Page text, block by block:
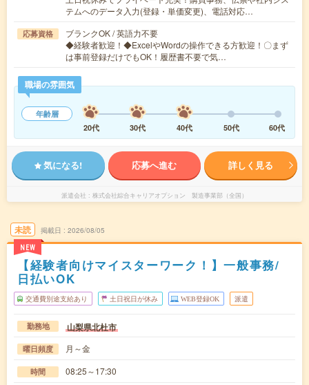
テムへのデータ入力(登録・単価変更)、電話対応…
応募資格
ブランクOK / 英語力不要
◆経験者歓迎！◆ExcelやWordの操作できる方歓迎！〇まず
は事前登録だけでもOK！履歴書不要で気…
職場の雰囲気
年齢層
20代
30代 40代 50代 60代
気になる! 応募へ進む 詳しく見る
派遣会社 株式会社綜合キャリアオプション 製造事業部（全国）
未読
NEW
掲載日 2026/08/05
【経験者向けマイスターワーク！】一般事務/
日払いOK
交通費別途支給あり 土日祝日が休み WEB登録OK 派遣
勤務地 山梨県北杜市
曜日頻度 月～金
時間 08:25～17:30